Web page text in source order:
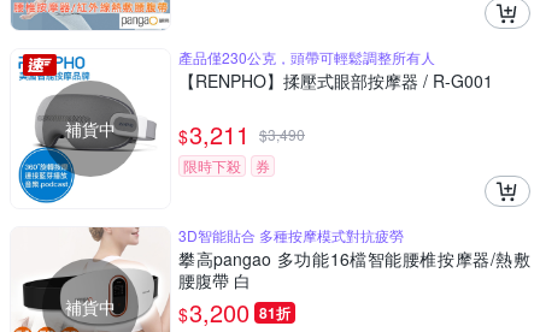
補貨中
產品僅230公克，頭帶可輕鬆調整所有人
【RENPHO】揉壓式眼部按摩器 / R-G001
$3,211 $3,490
限時下殺
券
補貨中
3D智能貼合 多種按摩模式對抗疲勞
攀高pangao 多功能16檔智能腰椎按摩器/熱敷
腰腹帶 白
$3,200 81折